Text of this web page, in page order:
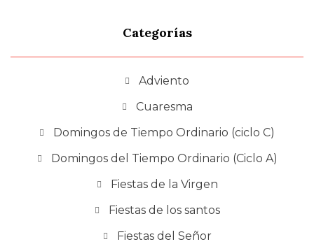
Categorías
Adviento
Cuaresma
Domingos de Tiempo Ordinario (ciclo C)
Domingos del Tiempo Ordinario (Ciclo A)
Fiestas de la Virgen
Fiestas de los santos
Fiestas del Señor